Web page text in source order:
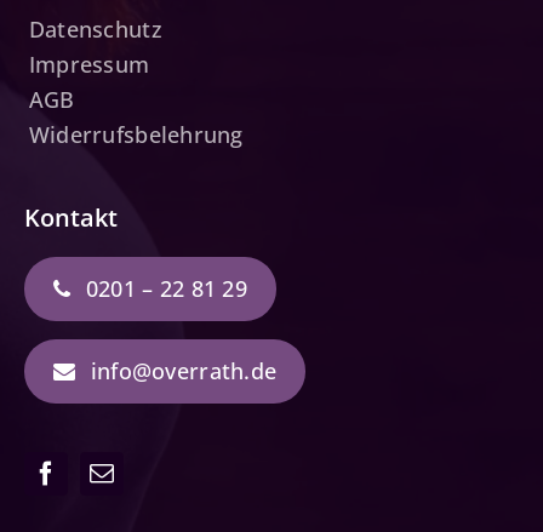
Kontakt
0201 – 22 81 29
info@overrath.de
Datenschutz
Impressum
AGB
Widerrufsbelehrung